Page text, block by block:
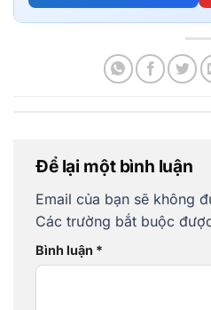
Để lại một bình luận
Email của bạn sẽ không
Các trường bắt buộc
Bình luận *